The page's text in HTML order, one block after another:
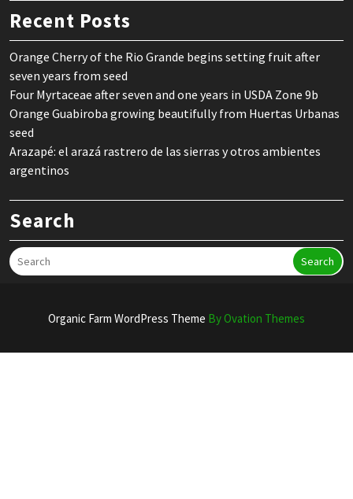
Recent Posts
Orange Cherry of the Rio Grande begins setting fruit after
seven years from seed
Four Myrtaceae after seven and one years in USDA Zone 9b
Orange Guabiroba growing beautifully from Huertas Urbanas
seed
Arazapé: el arazá rastrero de las sierras y otros ambientes
argentinos
Search
Search
Organic Farm WordPress Theme By Ovation Themes